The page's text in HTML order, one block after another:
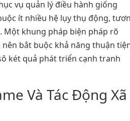
vụ quản lý điều hành giống
ít nhiều hệ lụy thụ động,
khung pháp biện pháp rõ
bắt buộc khả năng thuận
két quả phát triển cạnh tranh
Và Tác Động Xã